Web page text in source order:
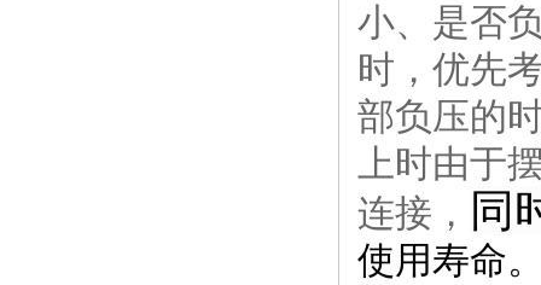
小、是否
时，优先
部负压的
上时由于
连接， 同
使用寿命